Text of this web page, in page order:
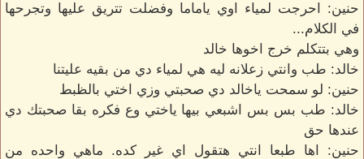
حنين: احرجت لمياء اوي ياماما وفضلت تتريق عليها وتجرحها
في الكلام...
وهي بتتكلم خرج اخوها خالد
خالد: طب وانتي زعلانه ليه هي لمياء دي من بقيه عليتنا
حنين: لو سمحت ياخالد دي صحبتي وزي اختي بالظبط
خالد: طب بس بس اشبعي بيها ياختي وع فكره بقا صحبتك دي
عندها حق
حنين: اها طبعا انتي هتقول اي غير كده. ماهي واحده من